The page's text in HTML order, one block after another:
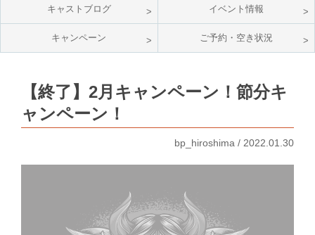
キャストブログ イベント情報
キャンペーン ご予約・空き状況
【終了】2月キャンペーン！節分キ
ャンペーン！
bp_hiroshima / 2022.01.30